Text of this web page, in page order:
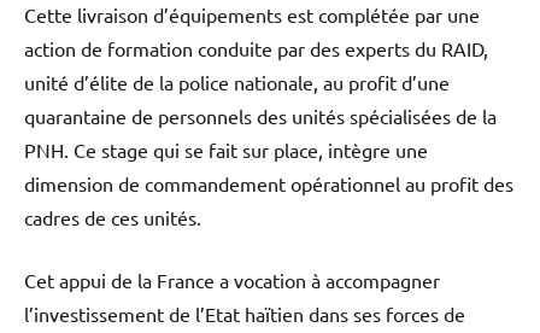
Cette livraison d’équipements est complétée par une
action de formation conduite par des experts du RAID,
unité d’élite de la police nationale, au profit d’une
quarantaine de personnels des unités spécialisées de la
PNH. Ce stage qui se fait sur place, intègre une
dimension de commandement opérationnel au profit des
cadres de ces unités.
Cet appui de la France a vocation à accompagner
l’investissement de l’Etat haïtien dans ses forces de